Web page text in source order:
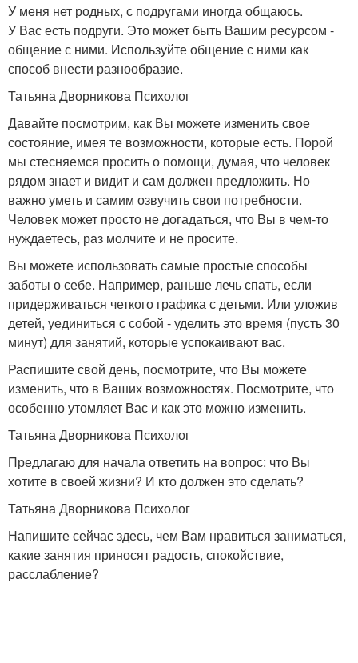
У меня нет родных, с подругами иногда общаюсь.
У Вас есть подруги. Это может быть Вашим ресурсом -
общение с ними. Используйте общение с ними как
способ внести разнообразие.
Татьяна Дворникова Психолог
Давайте посмотрим, как Вы можете изменить свое
состояние, имея те возможности, которые есть. Порой
мы стесняемся просить о помощи, думая, что человек
рядом знает и видит и сам должен предложить. Но
важно уметь и самим озвучить свои потребности.
Человек может просто не догадаться, что Вы в чем-то
нуждаетесь, раз молчите и не просите.
Вы можете использовать самые простые способы
заботы о себе. Например, раньше лечь спать, если
придерживаться четкого графика с детьми. Или уложив
детей, уединиться с собой - уделить это время (пусть 30
минут) для занятий, которые успокаивают вас.
Распишите свой день, посмотрите, что Вы можете
изменить, что в Ваших возможностях. Посмотрите, что
особенно утомляет Вас и как это можно изменить.
Татьяна Дворникова Психолог
Предлагаю для начала ответить на вопрос: что Вы
хотите в своей жизни? И кто должен это сделать?
Татьяна Дворникова Психолог
Напишите сейчас здесь, чем Вам нравиться заниматься,
какие занятия приносят радость, спокойствие,
расслабление?